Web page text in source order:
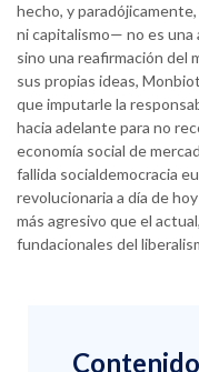
hecho, y
ni capitalismo— no es una
sino una reafirmación del
sus propias ideas,
que imputarle la
hacia adelante para no
economía social de
fallida socialdemocracia
revolucionaria a día de
más agresivo que el
fundacionales del